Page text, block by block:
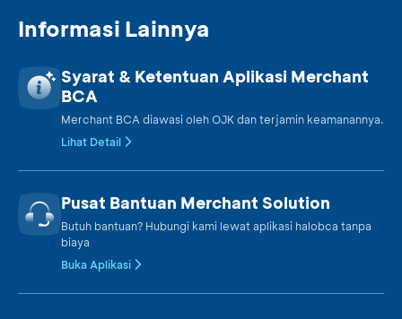
Informasi Lainnya
Syarat & Ketentuan Aplikasi Merchant
BCA
Merchant BCA diawasi oleh OJK dan terjamin keamanannya.
Lihat Detail
Pusat Bantuan Merchant Solution
Butuh bantuan? Hubungi kami lewat aplikasi halobca tanpa
biaya
Buka Aplikasi